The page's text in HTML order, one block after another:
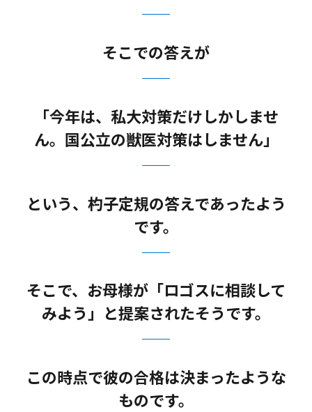
そこでの答えが
「今年は、私大対策だけしかしませ
ん。国公立の獣医対策はしません」
という、杓子定規の答えであったよう
です。
そこで、お母様が「ロゴスに相談して
みよう」と提案されたそうです。
この時点で彼の合格は決まったような
ものです。